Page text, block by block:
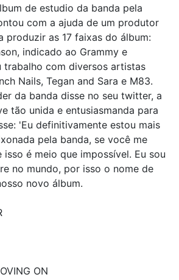
de estudio da banda pela
com a ajuda de um produtor
produzir as 17 faixas do álbum:
indicado ao Grammy e
trabalho com diversos artistas
Nails, Tegan and Sara e M83.
da banda disse no seu twitter, a
tão unida e entusiasmanda para
'Eu definitivamente estou mais
pela banda, se você me
isso é meio que impossível. Eu sou
no mundo, por isso o nome de
novo álbum.
ON